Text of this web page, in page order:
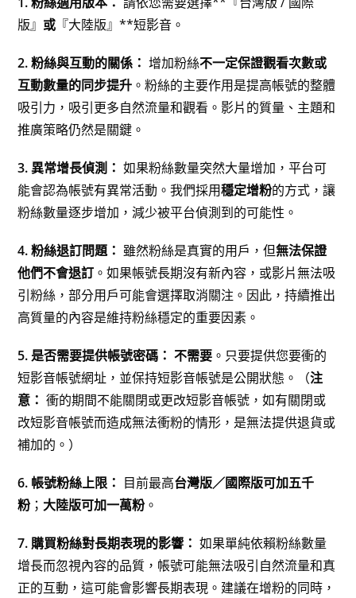
版』 或 『大陸版』**短影音。
2. 粉絲與互動的關係： 增加粉絲不一定保證觀看次數或
互動數量的同步提升 。粉絲的主要作用是提高帳號的整體
吸引力，吸引更多自然流量和觀看。影片的質量、主題和
推廣策略仍然是關鍵。
3. 異常增長偵測： 如果粉絲數量突然大量增加，平台可
能會認為帳號有異常活動。我們採用穩定增粉的方式，讓
粉絲數量逐步增加，減少被平台偵測到的可能性。
4. 粉絲退訂問題： 雖然粉絲是真實的用戶，但無法保證
他們不會退訂 。如果帳號長期沒有新內容，或影片無法吸
引粉絲，部分用戶可能會選擇取消關注。因此，持續推出
高質量的內容是維持粉絲穩定的重要因素。
5. 是否需要提供帳號密碼： 不需要 。只要提供您要衝的
短影音帳號網址，並保持短影音帳號是公開狀態。（注
意： 衝的期間不能關閉或更改短影音帳號，如有關閉或
改短影音帳號而造成無法衝粉的情形，是無法提供退貨或
補加的。）
6. 帳號粉絲上限： 目前最高台灣版／國際版可加五千
粉； 大陸版可加一萬粉。
7. 購買粉絲對長期表現的影響： 如果單純依賴粉絲數量
增長而忽視內容的品質，帳號可能無法吸引自然流量和真
正的互動，這可能會影響長期表現。建議在增粉的同時，